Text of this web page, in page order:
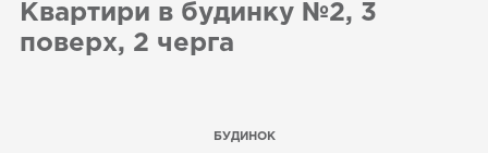
Квартири в будинку №2, 3
поверх, 2 черга
БУДИНОК